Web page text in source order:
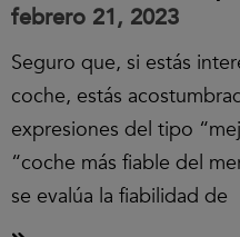
febrero 21, 2023
Seguro que, si estás
coche, estás
expresiones del tipo
“coche más fiable del
se evalúa la fiabilidad de